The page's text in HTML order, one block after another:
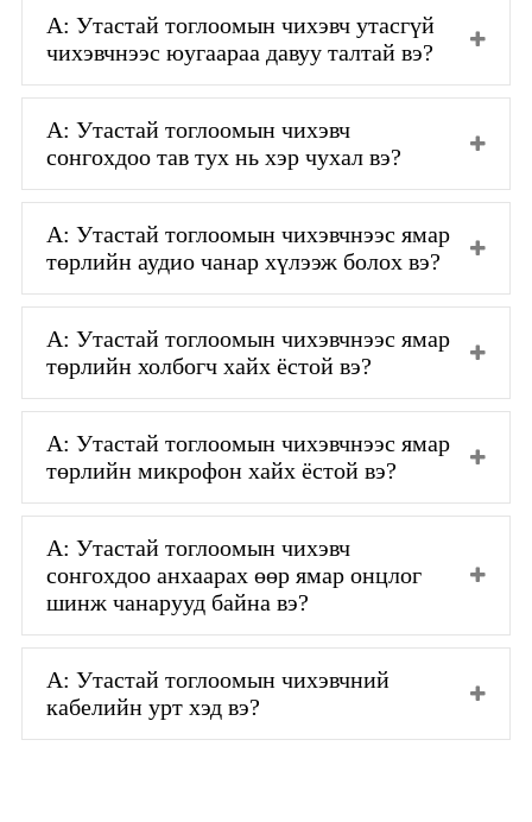
А: Утастай тоглоомын чихэвч утасгүй
чихэвчнээс юугаараа давуу талтай вэ?
А: Утастай тоглоомын чихэвч
сонгохдоо тав тух нь хэр чухал вэ?
А: Утастай тоглоомын чихэвчнээс ямар
төрлийн аудио чанар хүлээж болох вэ?
А: Утастай тоглоомын чихэвчнээс ямар
төрлийн холбогч хайх ёстой вэ?
А: Утастай тоглоомын чихэвчнээс ямар
төрлийн микрофон хайх ёстой вэ?
А: Утастай тоглоомын чихэвч
сонгохдоо анхаарах өөр ямар онцлог
шинж чанарууд байна вэ?
А: Утастай тоглоомын чихэвчний
кабелийн урт хэд вэ?